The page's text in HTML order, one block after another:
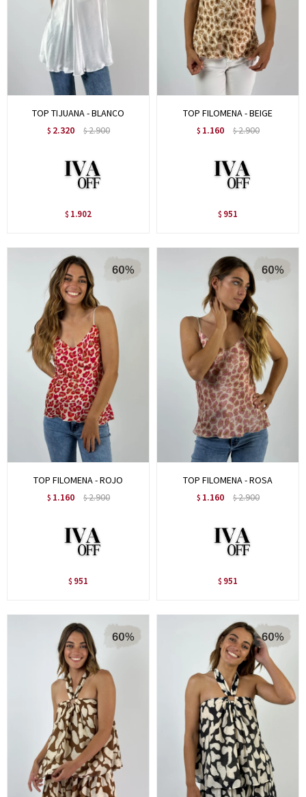
TOP TIJUANA - BLANCO
$ 2.320 $2.900
$ 1.902
TOP FILOMENA - BEIGE
$ 1.160 $2.900
$ 951
TOP FILOMENA - ROJO
$ 1.160 $2.900
$ 951
TOP FILOMENA - ROSA
$ 1.160 $2.900
$ 951